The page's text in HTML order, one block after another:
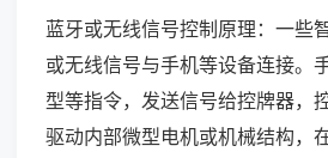
蓝牙或无线信号控制原理：一些
或无线信号与手机等设备连接。
型等指令，发送信号给控牌器，
驱动内部微型电机或机械结构，